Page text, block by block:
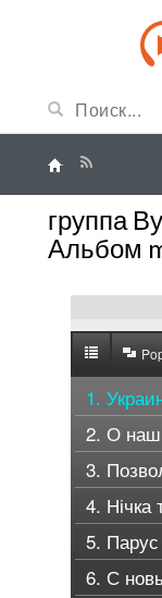
группа
Альбом
1.
2. О
3.
4. Нічка
5. Парус
6. С